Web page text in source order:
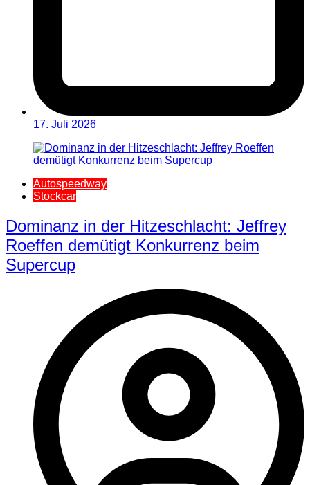
17. Juli 2026
Autospeedway
Stockcar
Dominanz in der Hitzeschlacht: Jeffrey
Roeffen demütigt Konkurrenz beim
Supercup